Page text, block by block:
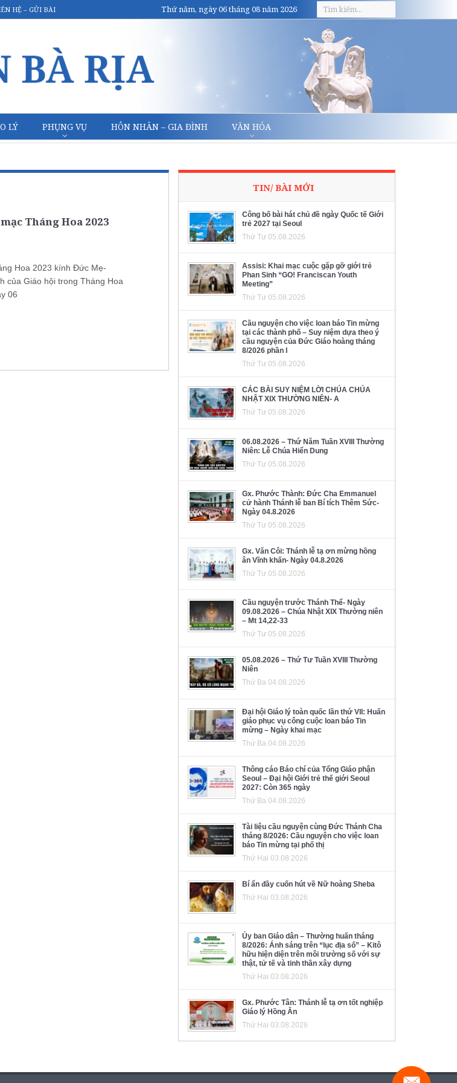
HỆ – GỬI BÀI Thứ năm, ngày 06 tháng 08 năm 2026
LÝ PHỤNG VỤ HÔN NHÂN – GIA ĐÌNH VĂN HÓA
Tháng Hoa 2023
Hoa 2023 kính Đức Mẹ-
của Giáo hội trong Tháng Hoa
06
TIN/ BÀI MỚI
Công bố bài hát chủ đề ngày Quốc tế Giới
trẻ 2027 tại Seoul
Thứ Tư 05.08.2026
Assisi: Khai mạc cuộc gặp gỡ giới trẻ
Phan Sinh “GO! Franciscan Youth
Meeting”
Thứ Tư 05.08.2026
Cầu nguyện cho việc loan báo Tin mừng
tại các thành phố – Suy niệm dựa theo ý
cầu nguyện của Đức Giáo hoàng tháng
8/2026 phần I
Thứ Tư 05.08.2026
CÁC BÀI SUY NIỆM LỜI CHÚA CHÚA
NHẬT XIX THƯỜNG NIÊN- A
Thứ Tư 05.08.2026
06.08.2026 – Thứ Năm Tuần XVIII Thường
Niên: Lễ Chúa Hiển Dung
Thứ Tư 05.08.2026
Gx. Phước Thành: Đức Cha Emmanuel
cử hành Thánh lễ ban Bí tích Thêm Sức-
Ngày 04.8.2026
Thứ Tư 05.08.2026
Gx. Văn Côi: Thánh lễ tạ ơn mừng hồng
ân Vĩnh khấn- Ngày 04.8.2026
Thứ Tư 05.08.2026
Cầu nguyện trước Thánh Thể- Ngày
09.08.2026 – Chúa Nhật XIX Thường niên
– Mt 14,22-33
Thứ Tư 05.08.2026
05.08.2026 – Thứ Tư Tuần XVIII Thường
Niên
Thứ Ba 04.08.2026
Đại hội Giáo lý toàn quốc lần thứ VII: Huấn
giáo phục vụ công cuộc loan báo Tin
mừng – Ngày khai mạc
Thứ Ba 04.08.2026
Thông cáo Báo chí của Tổng Giáo phận
Seoul – Đại hội Giới trẻ thế giới Seoul
2027: Còn 365 ngày
Thứ Ba 04.08.2026
Tài liệu cầu nguyện cùng Đức Thánh Cha
tháng 8/2026: Cầu nguyện cho việc loan
báo Tin mừng tại phố thị
Thứ Hai 03.08.2026
Bí ẩn đầy cuốn hút về Nữ hoàng Sheba
Thứ Hai 03.08.2026
Ủy ban Giáo dân – Thường huấn tháng
8/2026: Ánh sáng trên “lục địa số” – Kitô
hữu hiện diện trên môi trường số với sự
thật, tử tế và tinh thần xây dựng
Thứ Hai 03.08.2026
Gx. Phước Tân: Thánh lễ tạ ơn tốt nghiệp
Giáo lý Hồng Ân
Thứ Hai 03.08.2026